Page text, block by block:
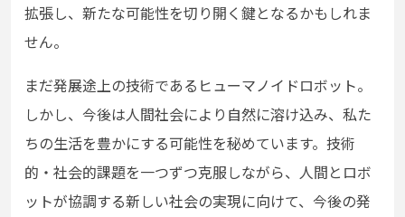
拡張し、新たな可能性を切り開く鍵となるかもしれま
せん。
まだ発展途上の技術であるヒューマノイドロボット。
しかし、今後は人間社会により自然に溶け込み、私た
ちの生活を豊かにする可能性を秘めています。技術
的・社会的課題を一つずつ克服しながら、人間とロボ
ットが協調する新しい社会の実現に向けて、今後の発